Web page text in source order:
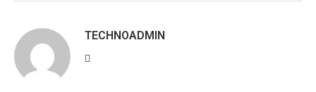
TECHNOADMIN